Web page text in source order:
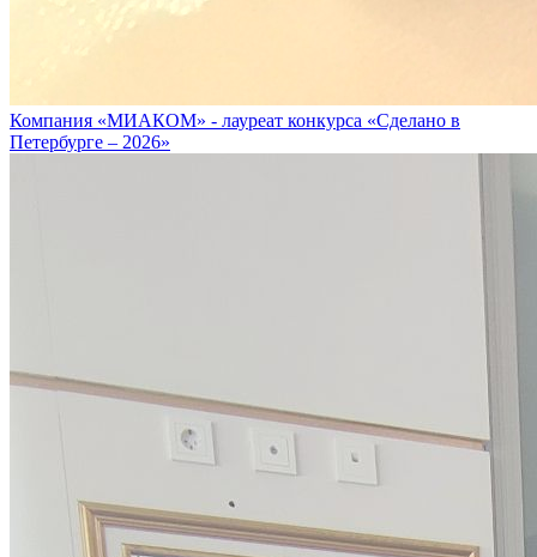
Компания «МИАКОМ» - лауреат конкурса «Сделано в
Петербурге – 2026»